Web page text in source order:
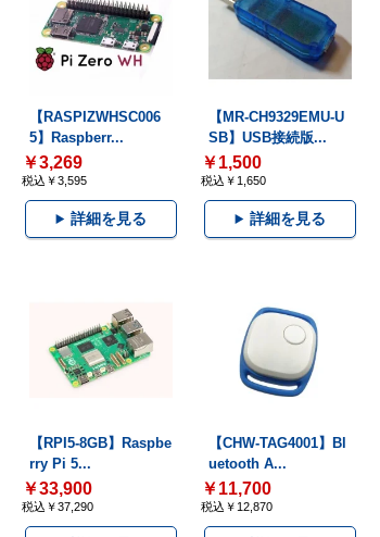
【RASPIZWHSC006
5】Raspberr...
￥3,269
税込￥3,595
詳細を見る
【MR-CH9329EMU-U
SB】USB接続版...
￥1,500
税込￥1,650
詳細を見る
【RPI5-8GB】Raspbe
rry Pi 5...
￥33,900
税込￥37,290
【CHW-TAG4001】Bl
uetooth A...
￥11,700
税込￥12,870